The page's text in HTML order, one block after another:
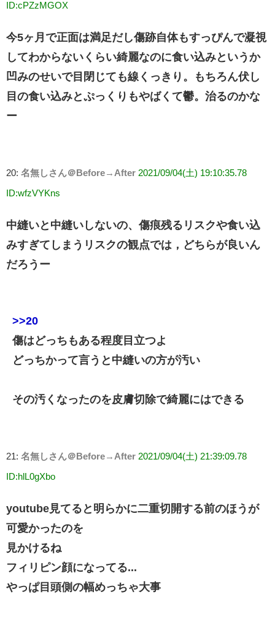
ID:cPZzMGOX
今5ヶ月で正面は満足だし傷跡自体もすっぴんで凝視
してわからないくらい綺麗なのに食い込みというか
凹みのせいで目閉じても線くっきり。もちろん伏し
目の食い込みとぷっくりもやばくて鬱。治るのかな
ー
20: 名無しさん＠Before→After 2021/09/04(土) 19:10:35.78
ID:wfzVYKns
中縫いと中縫いしないの、傷痕残るリスクや食い込
みすぎてしまうリスクの観点では，どちらが良いん
だろうー
>>20
傷はどっちもある程度目立つよ
どっちかって言うと中縫いの方が汚い
その汚くなったのを皮膚切除で綺麗にはできる
21: 名無しさん＠Before→After 2021/09/04(土) 21:39:09.78
ID:hlL0gXbo
youtube見てると明らかに二重切開する前のほうが
可愛かったのを
見かけるね
フィリピン顔になってる...
やっぱ目頭側の幅めっちゃ大事